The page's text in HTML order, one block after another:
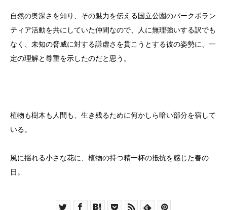
自然の奥深さを知り、その魅力を伝える国立公園のパークボラン
ティア活動を共にしていた仲間なので、人に無理強いする訳でも
なく、未知の脅威に対する謙虚さを貫こうとする彼の姿勢に、一
定の理解と尊重を示したのだと思う。
植物も樹木も人間も、生き残るために何かしら暗い部分を宿して
いる。
風に揺れる小さな花に、植物の持つ精一杯の抵抗を感じた春の
日。